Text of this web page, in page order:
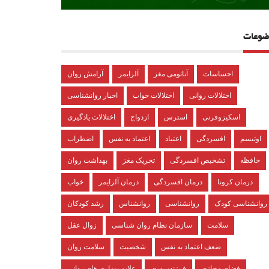
آرامش روان آلزایمر آناتومی مغز احساسات
اخبار روانشناسی اختلالات خواب اختلالات روانی
اختلالات یادگیری ازدواج استرس اسکیزوفرنی
اضطراب اعتماد به نفس اعتیاد افسردگی اوتیسم
بهداشت روان تحریک مغز تشخیص افسردگی حافظه
خواب درمان آلزایمر درمان افسردگی درمان کرونا
رشد کودکان روانشناس روانشناسی روانشناسی کودک
زوال عقل سازمان نظام روان شناسی سلامت
سلامت روان شخصیت ضعف اعتماد به نفس